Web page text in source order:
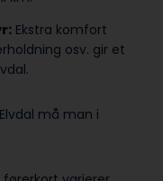
Ekstra komfort
osv. gir et
må man i